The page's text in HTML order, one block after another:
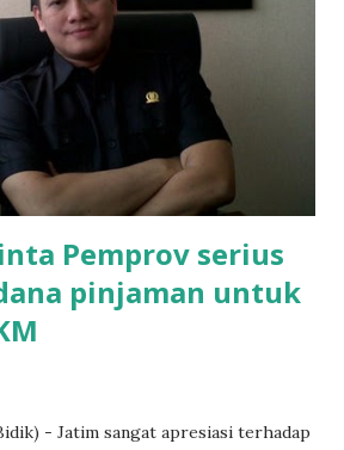
rumah tangga. Tolong dibantu mas,
Perihal adanya
untuk pembangunan gedung sekolah,
siswa kelas XI saat
bilangnya wajib Rp 1,5 juta dan waktu
Pemprov serius
pinjaman untuk
- Jatim sangat apresiasi terhadap